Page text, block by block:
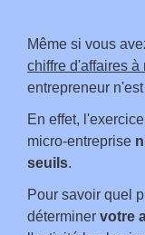
Même si vous
chiffre d'affaires à
entrepreneur
En effet,
micro-entreprise
seuils.
Pour savoir quel
déterminer votre